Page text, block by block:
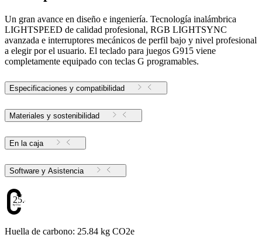
Un gran avance en diseño e ingeniería. Tecnología inalámbrica
LIGHTSPEED de calidad profesional, RGB LIGHTSYNC
avanzada e interruptores mecánicos de perfil bajo y nivel profesional
a elegir por el usuario. El teclado para juegos G915 viene
completamente equipado con teclas G programables.
Especificaciones y compatibilidad
Materiales y sostenibilidad
En la caja
Software y Asistencia
25.84
Huella de carbono: 25.84 kg CO2e